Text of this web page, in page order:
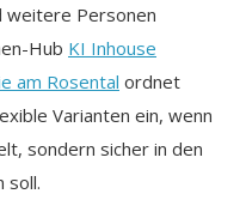
weitere Personen
Hub KI Inhouse
am Rosental ordnet
Varianten ein, wenn
sondern sicher in den
soll.